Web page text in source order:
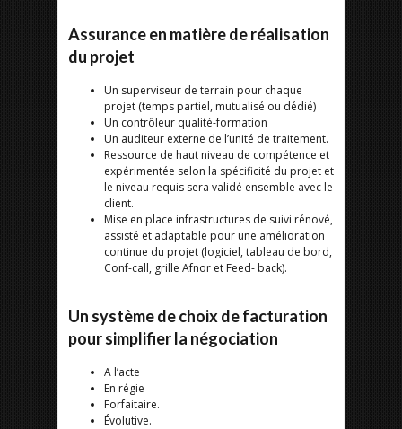
Assurance en matière de réalisation
du projet
Un superviseur de terrain pour chaque
projet (temps partiel, mutualisé ou dédié)
Un contrôleur qualité-formation
Un auditeur externe de l’unité de traitement.
Ressource de haut niveau de compétence et
expérimentée selon la spécificité du projet et
le niveau requis sera validé ensemble avec le
client.
Mise en place infrastructures de suivi rénové,
assisté et adaptable pour une amélioration
continue du projet (logiciel, tableau de bord,
Conf-call, grille Afnor et Feed- back).
Un système de choix de facturation
pour simplifier la négociation
A l’acte
En régie
Forfaitaire.
Évolutive.